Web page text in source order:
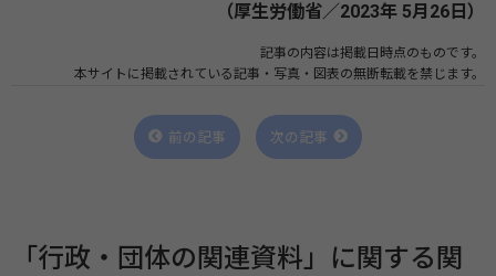
（厚生労働省／2023年 5月26日）
記事の内容は掲載日時点のものです。
本サイトに掲載されている記事・写真・図表の無断転載を禁じます。
前の記事 次の記事
「行政・団体の関連資料」に関する関